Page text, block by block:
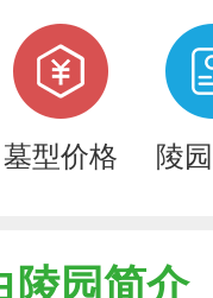
墓型价格 陵
陵园简介